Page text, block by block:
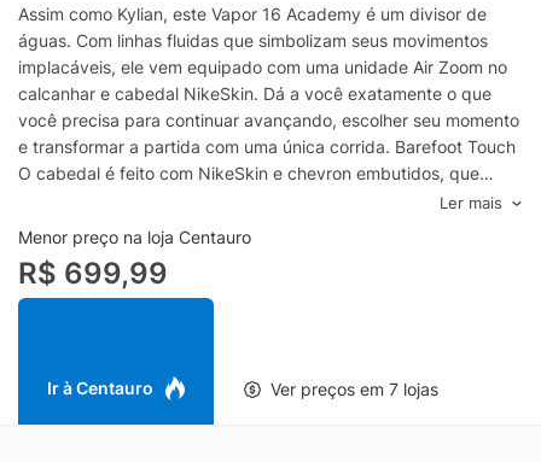
Assim como Kylian, este Vapor 16 Academy é um divisor de
águas. Com linhas fluidas que simbolizam seus movimentos
implacáveis, ele vem equipado com uma unidade Air Zoom no
calcanhar e cabedal NikeSkin. Dá a você exatamente o que
você precisa para continuar avançando, escolher seu momento
e transformar a partida com uma única corrida. Barefoot Touch
O cabedal é feito com NikeSkin e chevron embutidos, que
ajuda a fornecer controle de bola e realmente dá a sensação de
jogar futebol descalço. Tração Rápida O solado de borracha foi
fornecido para fornecer tração multidirecional em superfícies
de rua, quadra e internas. Ajuste Firme Atualizamos a malha
elástica da geração anterior para uma malha adaptável que
superfícies indoor Palmilha amortecida
Ler mais
Menor preço na loja Centauro
R$ 699,99
Ir à Centauro Ver preços em 7 lojas